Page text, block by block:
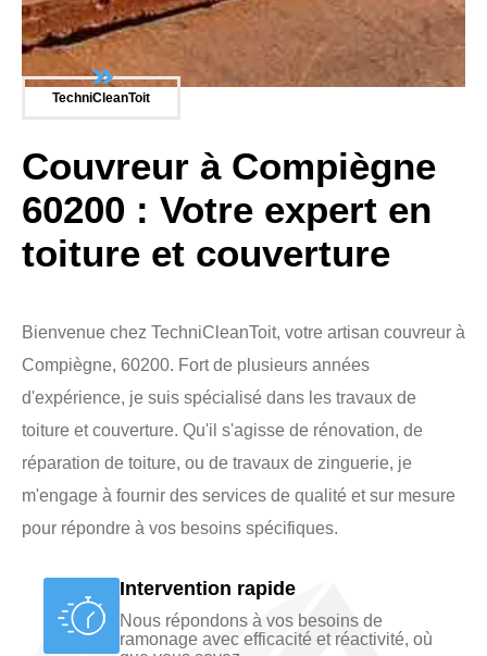
TechniCleanToit
Couvreur à Compiègne
60200 : Votre expert en
toiture et couverture
Bienvenue chez TechniCleanToit, votre artisan couvreur à
Compiègne, 60200. Fort de plusieurs années
d'expérience, je suis spécialisé dans les travaux de
toiture et couverture. Qu'il s'agisse de rénovation, de
réparation de toiture, ou de travaux de zinguerie, je
m'engage à fournir des services de qualité et sur mesure
pour répondre à vos besoins spécifiques.
Intervention rapide
Nous répondons à vos besoins de
ramonage avec efficacité et réactivité, où